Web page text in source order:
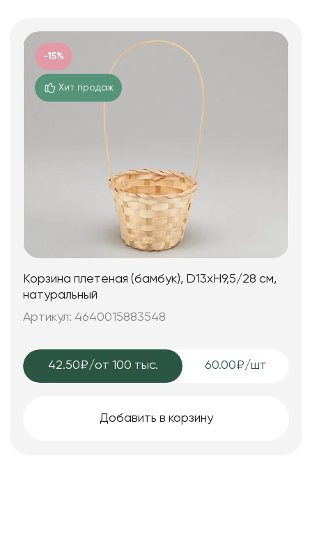
-15%
Хит продаж
Корзина плетеная (бамбук), D13xH9,5/28 см,
натуральный
Артикул: 4640015883548
42.50₽/от 100 тыс. 60.00₽/шт
Добавить в корзину